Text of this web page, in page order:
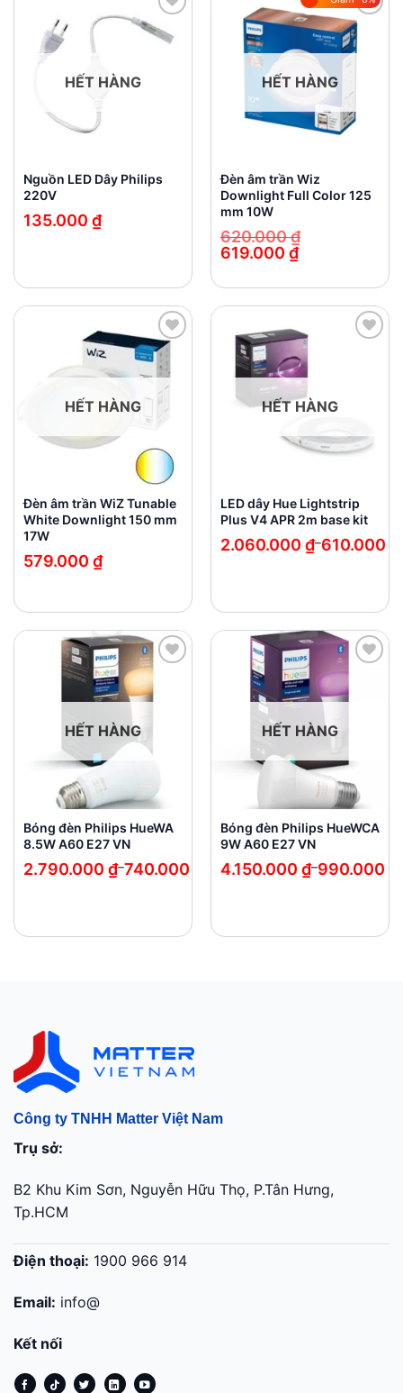
Add to
wishlist
HẾT HÀNG
Nguồn LED Dây Philips
220V
135.000 ₫
Add to
wishlist
HẾT HÀNG
Đèn âm trần Wiz
Downlight Full Color 125
mm 10W
620.000₫
là:
619.000 ₫
tại
619.000 ₫.
Add to
wishlist
HẾT HÀNG
Đèn âm trần WiZ Tunable
White Downlight 150 mm
17W
579.000 ₫
HẾT HÀNG
LED dây Hue Lightstrip
Plus V4 APR 2m base kit
610.000
–
2.060.000 ₫
Khoảng
giá:
Add to
wishlist
HẾT HÀNG
Bóng đèn Philips HueWA
8.5W A60 E27 VN
740.000
–
2.790.000 ₫
Khoảng
giá:
Add to
wishlist
HẾT HÀNG
Bóng đèn Philips HueWCA
9W A60 E27 VN
990.000
–
4.150.000 ₫
Khoảng
giá:
Công ty TNHH Matter Việt Nam
Trụ sở:
B2 Khu Kim Sơn, Nguyễn Hữu Thọ, P.Tân Hưng,
Tp.HCM
Điện thoại: 1900 966 914
Email: info@
Kết nối